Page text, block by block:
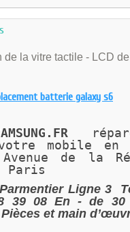
de la vitre tactile - LCD
batterie galaxy s6
mobile en
de la
Paris
Ligne 3
39 08 En - de 30
et main